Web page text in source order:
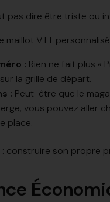
pas dire être triste ou
maillot VTT
: Rien ne fait plus «
la grille de départ.
: Peut-être que le
vous pouvez aller
place.
: construire son